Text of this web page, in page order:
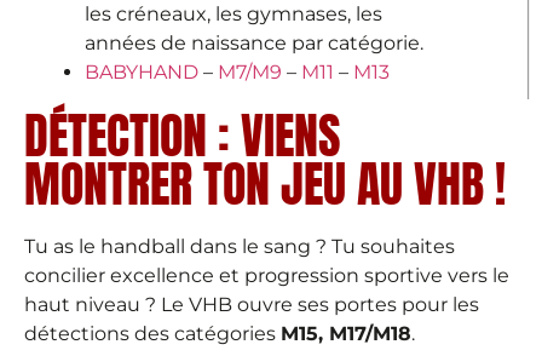
les créneaux, les gymnases, les
années de naissance par catégorie.
BABYHAND – M7/M9 – M11 – M13
DÉTECTION : VIENS
MONTRER TON JEU AU VHB !
Tu as le handball dans le sang ? Tu souhaites
concilier excellence et progression sportive vers le
haut niveau ? Le VHB ouvre ses portes pour les
détections des catégories M15, M17/M18.